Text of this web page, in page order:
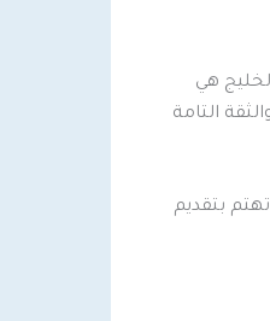
هي
التامة
بتقديم